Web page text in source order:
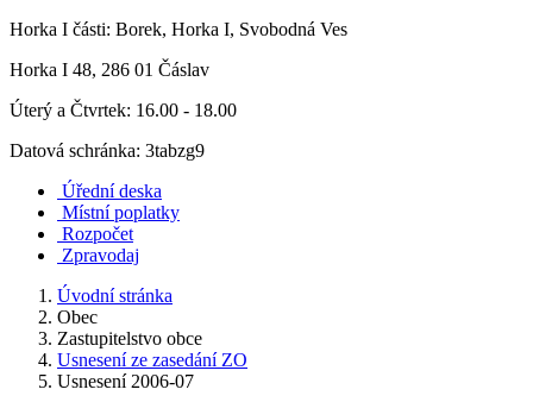
Horka I části: Borek, Horka I, Svobodná Ves
Horka I 48, 286 01 Čáslav
Úterý a Čtvrtek: 16.00 - 18.00
Datová schránka: 3tabzg9
Úřední deska
Místní poplatky
Rozpočet
Zpravodaj
Úvodní stránka
Obec
Zastupitelstvo obce
Usnesení ze zasedání ZO
Usnesení 2006-07